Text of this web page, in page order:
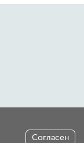
Согласен